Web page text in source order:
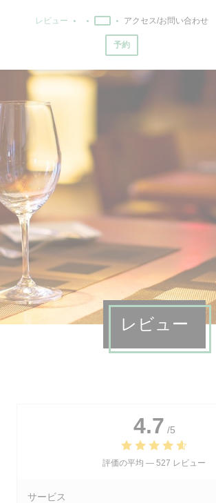
レビュー
((新しいウィンドウで開きます))
((新しいウィンドウで開きます))
アクセス/お問い合わせ
予約
レビュー
4.7 /5
評価の平均 — 527 レビュー
サービス